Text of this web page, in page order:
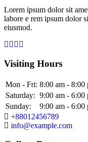
Lorem ipsum dolor sit
labore e rem ipsum dolor
eiusmod.
Visiting Hours
Mon - Fri: 8:00 am - 8:00
Saturday: 9:00 am - 6:00
Sunday:
9:00 am - 6:00
+88012456789
info@example.com